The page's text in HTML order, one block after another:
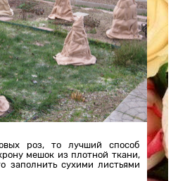
роз, то лучший способ
мешок из плотной ткани,
заполнить сухими листьями